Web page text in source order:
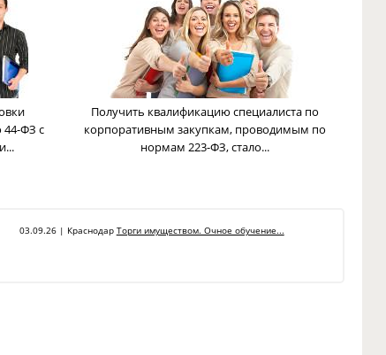
44-ФЗ с
Получить квалификацию специалиста по
корпоративным закупкам, проводимым по
нормам 223-ФЗ, стало...
03.09.26 | Краснодар Торги имуществом. Очное обучение...